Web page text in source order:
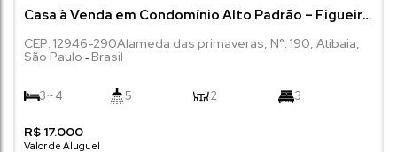
Casa à Venda em Condomínio Alto Padrão – Figueira
Garden, Atibaia/SP
R$ 17.000
CEP: 12946-290Alameda das primaveras, N°: 190, Atibaia,
São Paulo
Brasil
3 ~ 4 5 2 3
4